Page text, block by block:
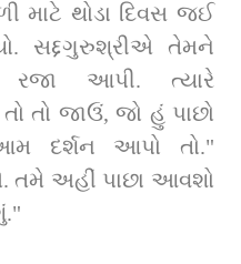
માટે થોડા દિવસ જઈ
સદ્દગુરુશ્રીએ તેમને
રજા આપી. ત્યારે
તો જાઉં, જો હું પાછો
દર્શન આપો તો."
તમે અહીં પાછા આવશો